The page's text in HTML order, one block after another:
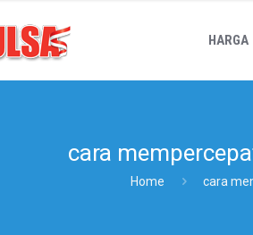
HARGA
cara
Home cara